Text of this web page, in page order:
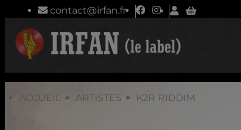
contact@irfan.fr
ACCUEIL ARTISTES K2R RIDDIM